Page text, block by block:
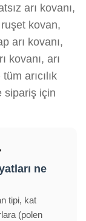
arı kovanı,
kovan,
arı kovanı,
kovanı, arı
arıcılık
sipariş için
ne
tipi, kat
(polen